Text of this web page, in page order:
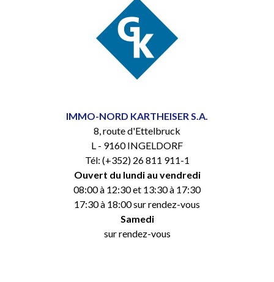
IMMO-NORD KARTHEISER S.A.
8, route d'Ettelbruck
L - 9160 INGELDORF
Tél: (+352) 26 811 911-1
Ouvert du lundi au vendredi
08:00 à 12:30 et 13:30 à 17:30
17:30 à 18:00 sur rendez-vous
Samedi
sur rendez-vous